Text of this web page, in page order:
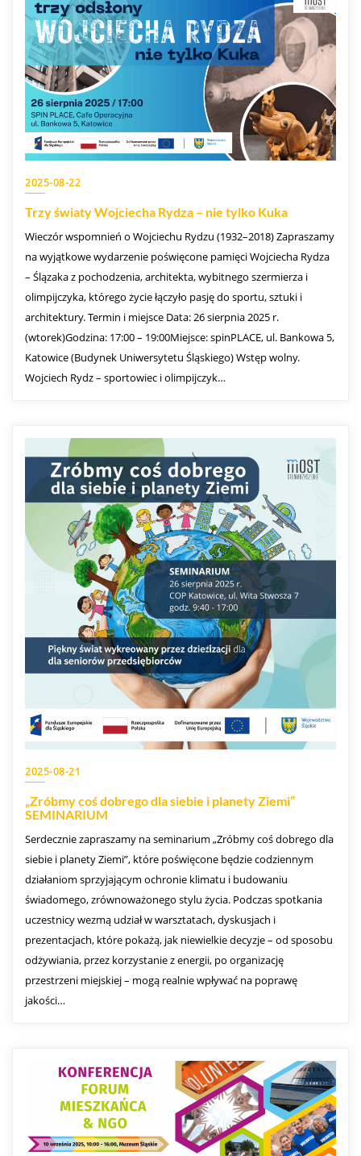
2025-08-22
Trzy światy Wojciecha Rydza – nie tylko Kuka
Wieczór wspomnień o Wojciechu Rydzu (1932–2018) Zapraszamy
na wyjątkowe wydarzenie poświęcone pamięci Wojciecha Rydza
– Ślązaka z pochodzenia, architekta, wybitnego szermierza i
olimpijczyka, którego życie łączyło pasję do sportu, sztuki i
architektury. Termin i miejsce Data: 26 sierpnia 2025 r.
(wtorek)Godzina: 17:00 – 19:00Miejsce: spinPLACE, ul. Bankowa 5,
Katowice (Budynek Uniwersytetu Śląskiego) Wstęp wolny.
Wojciech Rydz – sportowiec i olimpijczyk…
2025-08-21
„Zróbmy coś dobrego dla siebie i planety Ziemi”
SEMINARIUM
Serdecznie zapraszamy na seminarium „Zróbmy coś dobrego dla
siebie i planety Ziemi”, które poświęcone będzie codziennym
działaniom sprzyjającym ochronie klimatu i budowaniu
świadomego, zrównoważonego stylu życia. Podczas spotkania
uczestnicy wezmą udział w warsztatach, dyskusjach i
prezentacjach, które pokażą, jak niewielkie decyzje – od sposobu
odżywiania, przez korzystanie z energii, po organizację
przestrzeni miejskiej – mogą realnie wpływać na poprawę
jakości…